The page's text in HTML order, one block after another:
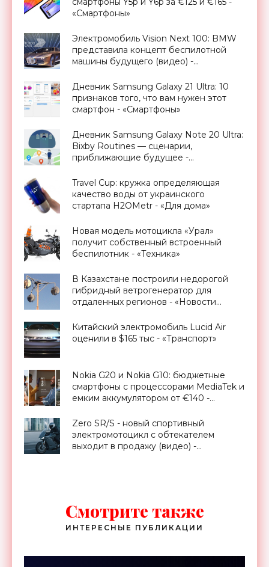
«Смартфоны»
Электромобиль Vision Next 100: BMW
представила концепт беспилотной
машины будущего (видео) -
Дневник Samsung Galaxy 21 Ultra: 10
признаков того, что вам нужен этот
смартфон - «Смартфоны»
Дневник Samsung Galaxy Note 20 Ultra:
Bixby Routines — сценарии,
приближающие будущее -
Travel Cup: кружка определяющая
качество воды от украинского
стартапа H2OMetr - «Для дома»
Новая модель мотоцикла «Урал»
получит собственный встроенный
беспилотник - «Техника»
В Казахстане построили недорогой
гибридный ветрогенератор для
отдаленных регионов - «Новости
Китайский электромобиль Lucid Air
оценили в $165 тыс - «Транспорт»
Nokia G20 и Nokia G10: бюджетные
смартфоны с процессорами MediaTek и
емким аккумулятором от €140 -
Zero SR/S - новый спортивный
электромотоцикл с обтекателем
выходит в продажу (видео) -
Смотрите также
ИНТЕРЕСНЫЕ ПУБЛИКАЦИИ